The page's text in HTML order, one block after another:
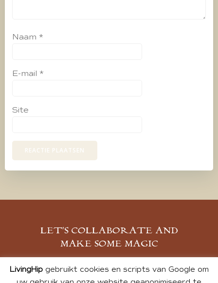
Naam *
E-mail *
Site
LET’S COLLABORATE AND
MAKE SOME MAGIC
MELD JE AAN
LivingHipgebruikt cookies en scripts van Google om